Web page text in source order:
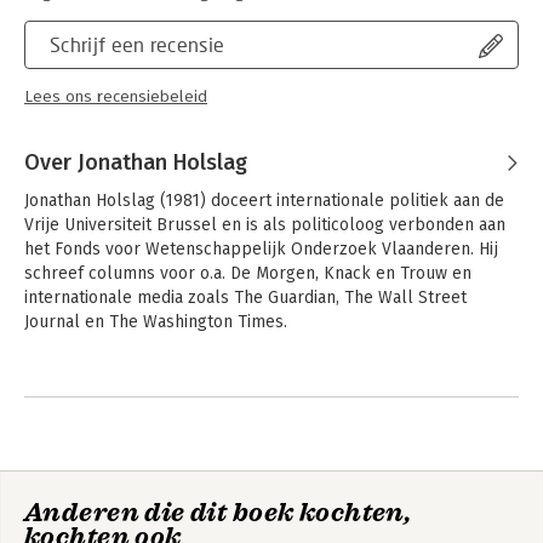
Schrijf een recensie
Lees ons recensiebeleid
Over Jonathan Holslag
Jonathan Holslag (1981) doceert internationale politiek aan de
Vrije Universiteit Brussel en is als politicoloog verbonden aan
het Fonds voor Wetenschappelijk Onderzoek Vlaanderen. Hij
schreef columns voor o.a. De Morgen, Knack en Trouw en
internationale media zoals The Guardian, The Wall Street
Journal en The Washington Times.
Europa kan overleven in de Aziatische eeuw (2014),
Andere boeken door Jonathan
Anderen die dit boek kochten,
kochten ook